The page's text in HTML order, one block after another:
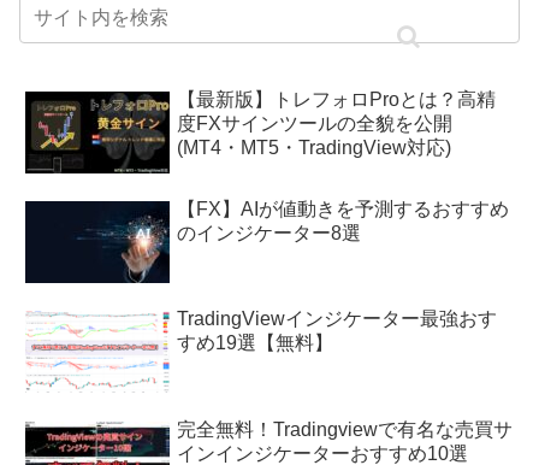
【最新版】トレフォロProとは？高精
度FXサインツールの全貌を公開
(MT4・MT5・TradingView対応)
【FX】AIが値動きを予測するおすすめ
のインジケーター8選
TradingViewインジケーター最強おす
すめ19選【無料】
完全無料！Tradingviewで有名な売買サ
インインジケーターおすすめ10選